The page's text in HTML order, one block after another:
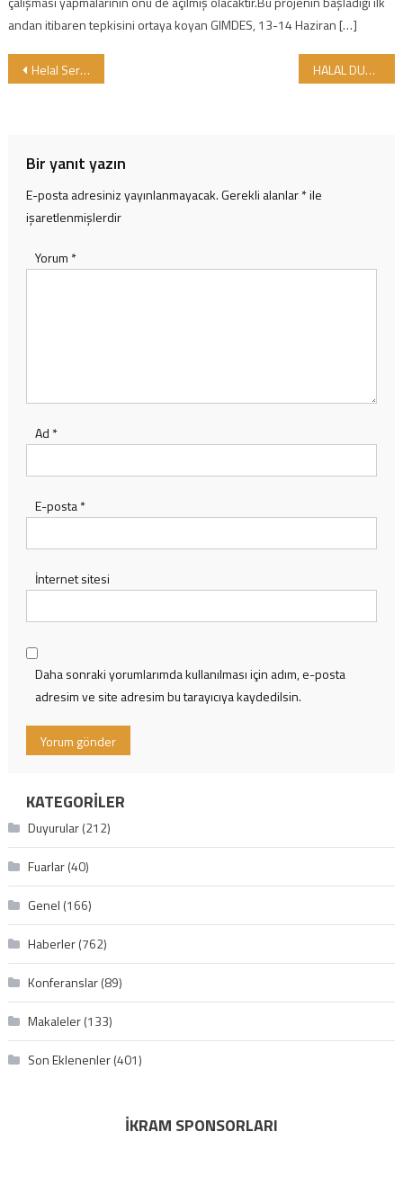
andan itibaren tepkisini ortaya koyan GIMDES, 13-14 Haziran […]
Yazı gezinmesi
Helal Sertifikalama HALAL DUNYA MARKETLERİ YENİ ŞUBELERİ AÇILDI
Bir yanıt yazın
E-posta adresiniz yayınlanmayacak.Gerekli alanlar*ile
işaretlenmişlerdir
Yorum *
Ad *
E-posta*
İnternet sitesi
Daha sonraki yorumlarımda kullanılması için adım, e-posta
adresim ve site adresim bu tarayıcıya kaydedilsin.
KATEGORILER
Duyurular(212)
Fuarlar(40)
Genel (166)
Haberler(762)
Konferanslar(89)
Makaleler(133)
Son Eklenenler(401)
İKRAM SPONSORLARI